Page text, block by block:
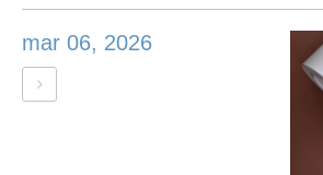
mar 06, 2026